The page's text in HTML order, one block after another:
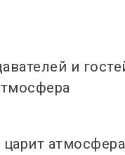
и
атмосфера